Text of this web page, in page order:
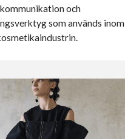
och
som används inom